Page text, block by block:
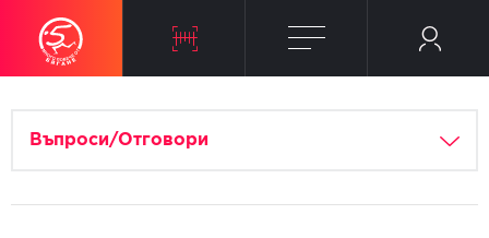
Въпроси/Отговори